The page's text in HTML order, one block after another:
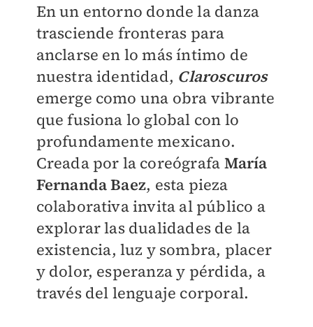
En un entorno donde la danza
trasciende fronteras para
anclarse en lo más íntimo de
nuestra identidad, Claroscuros
emerge como una obra vibrante
que fusiona lo global con lo
profundamente mexicano.
Creada por la coreógrafa María
Fernanda Baez, esta pieza
colaborativa invita al público a
explorar las dualidades de la
existencia, luz y sombra, placer
y dolor, esperanza y pérdida, a
través del lenguaje corporal.